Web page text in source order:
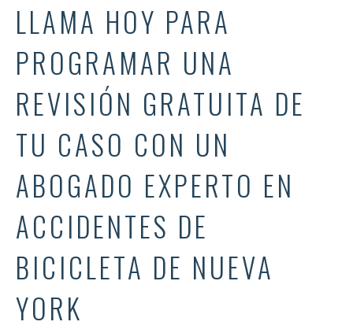
LLAMA HOY PARA
PROGRAMAR UNA
REVISIÓN GRATUITA DE
TU CASO CON UN
ABOGADO EXPERTO EN
ACCIDENTES DE
BICICLETA DE NUEVA
YORK